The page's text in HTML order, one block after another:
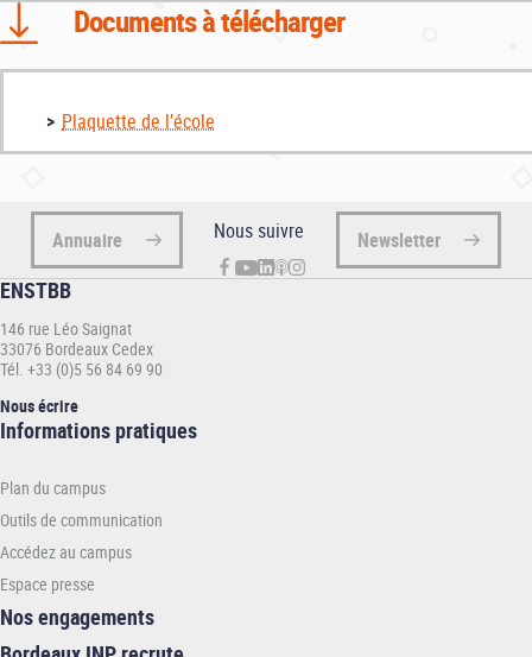
Documents à télécharger
Plaquette de l’école
Annuaire Nous suivre Newsletter
ENSTBB
146 rue Léo Saignat
33076 Bordeaux Cedex
Tél. +33 (0)5 56 84 69 90
Nous écrire
Informations
ENSTBB
Informations pratiques
Plan du campus
Outils de communication
Accédez au campus
Espace presse
Nos engagements